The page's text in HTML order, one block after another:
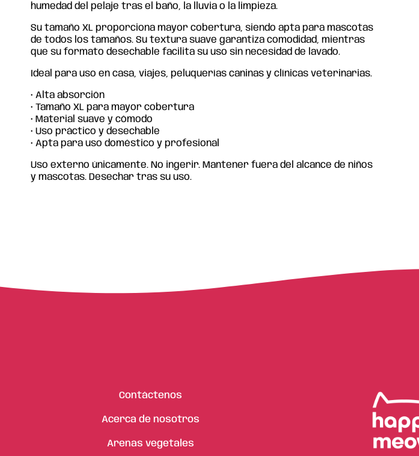
humedad del pelaje tras el baño, la lluvia o la limpieza.
Su tamaño XL proporciona mayor cobertura, siendo apta para mascotas
de todos los tamaños. Su textura suave garantiza comodidad, mientras
que su formato desechable facilita su uso sin necesidad de lavado.
Ideal para uso en casa, viajes, peluquerías caninas y clínicas veterinarias.
• Alta absorción
• Tamaño XL para mayor cobertura
• Material suave y cómodo
• Uso práctico y desechable
• Apta para uso doméstico y profesional
Uso externo únicamente. No ingerir. Mantener fuera del alcance de niños
y mascotas. Desechar tras su uso.
Contáctenos
Acerca de nosotros
Arenas vegetales